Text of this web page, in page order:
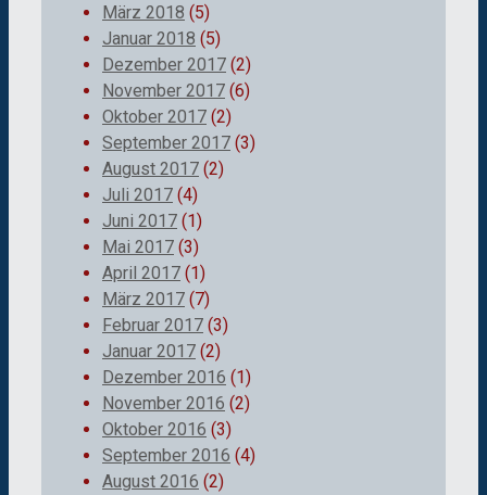
März 2018 (5)
Januar 2018 (5)
Dezember 2017 (2)
November 2017 (6)
Oktober 2017 (2)
September 2017 (3)
August 2017 (2)
Juli 2017 (4)
Juni 2017 (1)
Mai 2017 (3)
April 2017 (1)
März 2017 (7)
Februar 2017 (3)
Januar 2017 (2)
Dezember 2016 (1)
November 2016 (2)
Oktober 2016 (3)
September 2016 (4)
August 2016 (2)